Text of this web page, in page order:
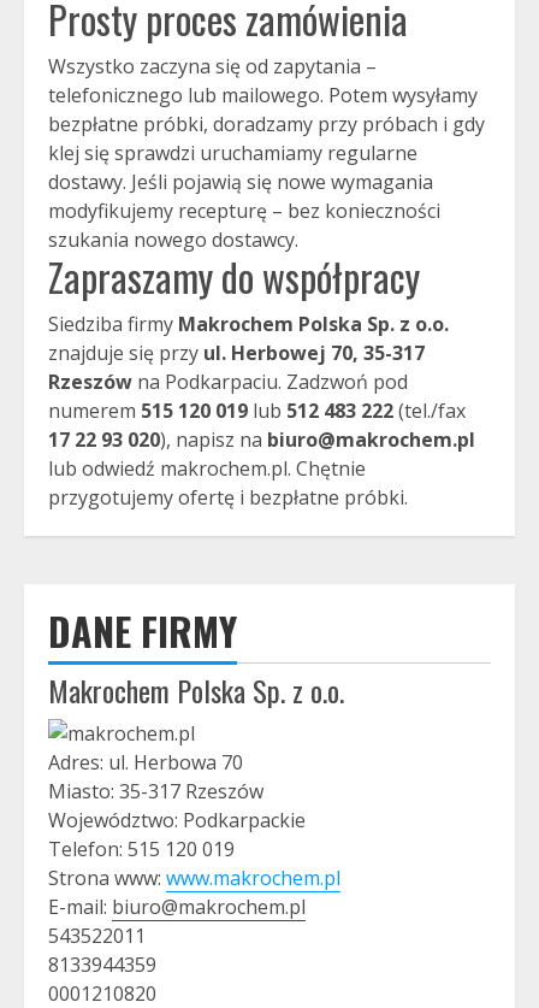
Prosty proces zamówienia
Wszystko zaczyna się od zapytania –
telefonicznego lub mailowego. Potem wysyłamy
bezpłatne próbki, doradzamy przy próbach i gdy
klej się sprawdzi uruchamiamy regularne
dostawy. Jeśli pojawią się nowe wymagania
modyfikujemy recepturę – bez konieczności
szukania nowego dostawcy.
Zapraszamy do współpracy
Siedziba firmy Makrochem Polska Sp. z o.o.
znajduje się przy ul. Herbowej 70, 35-317
Rzeszów na Podkarpaciu. Zadzwoń pod
numerem 515 120 019 lub 512 483 222(tel./fax
17 22 93 020), napisz na biuro@makrochem.pl
lub odwiedź makrochem.pl. Chętnie
przygotujemy ofertę i bezpłatne próbki.
DANE FIRMY
Makrochem Polska Sp. z o.o.
Adres: ul. Herbowa 70
Miasto: 35-317 Rzeszów
Województwo: Podkarpackie
Telefon: 515 120 019
Strona www: www.makrochem.pl
E-mail: biuro@makrochem.pl
543522011
8133944359
0001210820